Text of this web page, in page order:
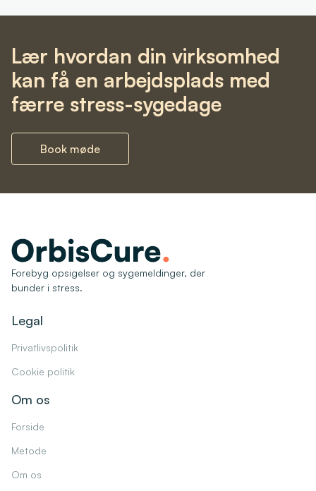
Lær hvordan din virksomhed
kan få en arbejdsplads med
færre stress-sygedage
Book møde
Forebyg opsigelser og sygemeldinger, der
bunder i stress.
Legal
Privatlivspolitik
Cookie politik
Om os
Forside
Metode
Om os